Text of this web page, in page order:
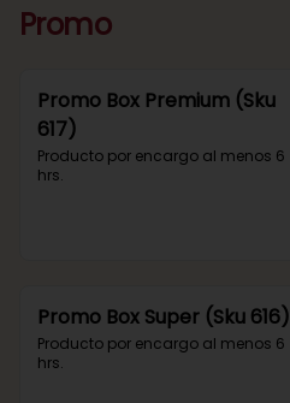
Promo
Promo Box Premium (Sku
617)
Producto por encargo al menos 6
hrs.
Promo Box Super (Sku 616)
Producto por encargo al menos 6
hrs.